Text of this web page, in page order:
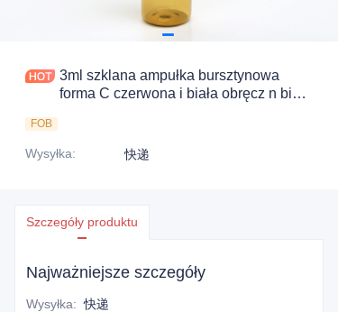
3ml szklana ampułka bursztynowa
forma C czerwona i biała obręcz n biała
FOB
Wysyłka: 快递
Szczegóły produktu
Najważniejsze szczegóły
Wysyłka: 快递